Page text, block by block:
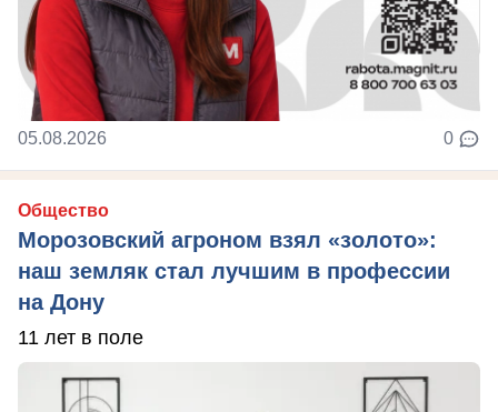
05.08.2026 0
Общество
Морозовский агроном взял «золото»:
наш земляк стал лучшим в профессии
на Дону
11 лет в поле